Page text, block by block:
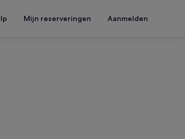
Mijn reserveringen Aanmelden